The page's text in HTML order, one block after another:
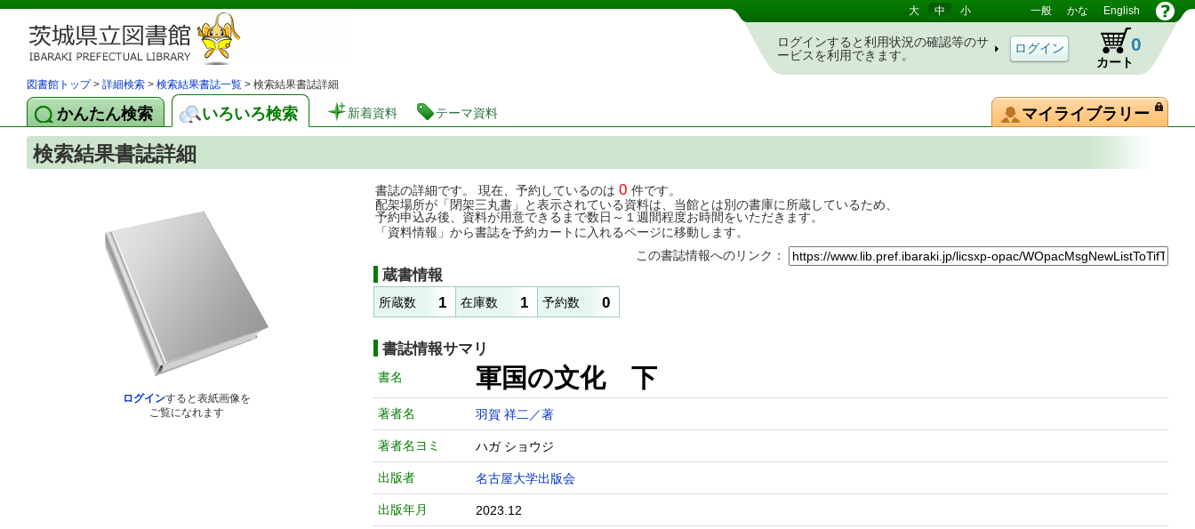
茨城県立図書館 蔵書検索・予約システム 大 中 小 一般 かな English
ログインすると利用状況の確認等のサ
ービスを利用できます。
カート
0
図書館トップ> 詳細検索 > 検索結果書誌一覧 > 検索結果書誌詳細
かんたん検索 いろいろ検索 新着資料 テーマ資料 マイライブラリー
検索結果書誌詳細
ログインすると表紙画像を
ご覧になれます
書誌の詳細です。 現在、予約しているのは 0 件です。
配架場所が「閉架三丸書」と表示されている資料は、当館とは別の書庫に所蔵しているため、
予約申込み後、資料が用意できるまで数日～１週間程度お時間をいただきます。
「資料情報」から書誌を予約カートに入れるページに移動します。
この書誌情報へのリンク：
蔵書情報
所蔵数 1 在庫数 1 予約数 0
書誌情報サマリ
書名 軍国の文化 下
著者名 羽賀 祥二／著
著者名ヨミ ハガ ショウジ
出版者 名古屋大学出版会
出版年月 2023.12